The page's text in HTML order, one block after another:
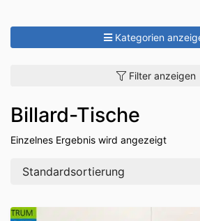
Kategorien
Filter anzeigen
Billard-Tische
Einzelnes Ergebnis wird angezeigt